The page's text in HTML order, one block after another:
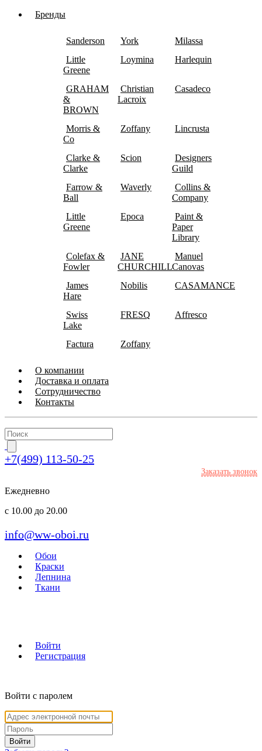
Бренды
Sanderson York
Milassa
Little
Greene
Loymina Harlequin
GRAHAM
&
BROWN
Christian
Lacroix
Casadeco
Morris &
Co
Zoffany Lincrusta
Clarke &
Clarke
Scion
Designers
Guild
Farrow &
Ball
Waverly
Collins &
Company
Little
Greene
Epoca
Paint &
Paper
Library
Colefax &
Fowler
JANE
CHURCHILL
Manuel
Canovas
James
Hare
Nobilis CASAMANCE
Swiss
Lake
FRESQ Affresco
Factura Zoffany
О компании
Доставка и оплата
Сотрудничество
Контакты
+7(499) 113-50-25
Заказать звонок
Ежедневно
с 10.00 до 20.00
info@ww-oboi.ru
Обои
Краски
Лепнина
Ткани
Войти
Регистрация
Войти с паролем
Войти